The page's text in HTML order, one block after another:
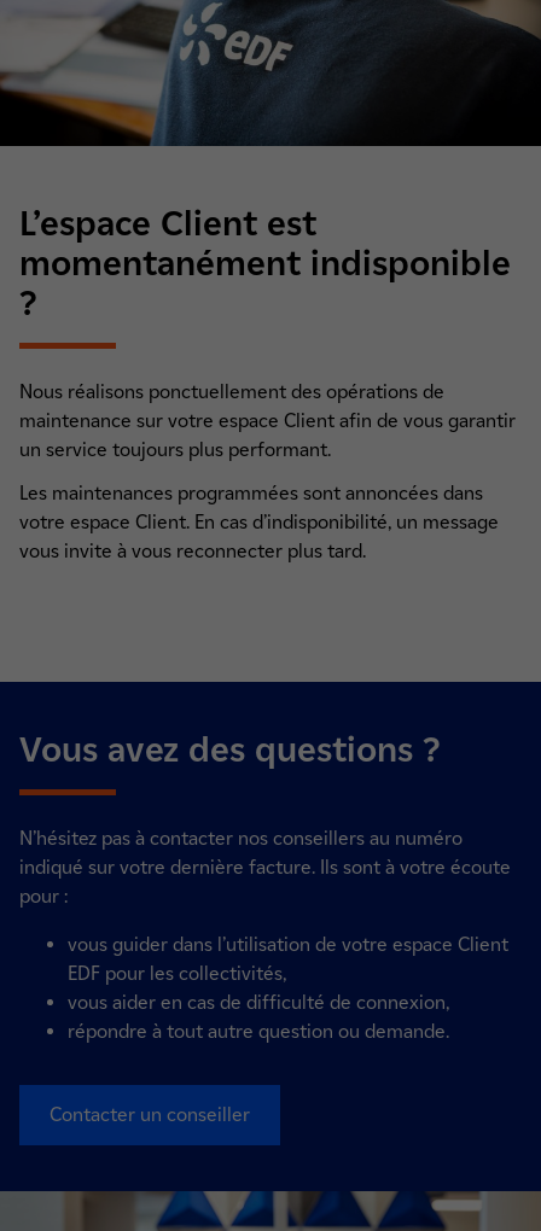
L’espace Client est
momentanément indisponible
?
Nous réalisons ponctuellement des opérations de
maintenance sur votre espace Client afin de vous garantir
un service toujours plus performant.
Les maintenances programmées sont annoncées dans
votre espace Client. En cas d’indisponibilité, un message
vous invite à vous reconnecter plus tard.
Vous avez des questions ?
N’hésitez pas à contacter nos conseillers au numéro
indiqué sur votre dernière facture. Ils sont à votre écoute
pour :
vous guider dans l’utilisation de votre espace Client
EDF pour les collectivités,
vous aider en cas de difficulté de connexion,
répondre à tout autre question ou demande.
Contacter un conseiller